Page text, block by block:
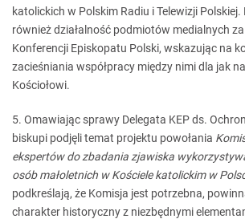
katolickich w Polskim Radiu i Telewizji
również działalność podmiotów medialnych
Konferencji Episkopatu Polski, wskazując na
zacieśniania współpracy między nimi dla jak
Kościołowi.
5. Omawiając sprawy Delegata KEP ds.
biskupi podjęli temat projektu powołania
ekspertów do zbadania zjawiska
osób małoletnich w Kościele katolickim w
podkreślają, że Komisja jest potrzebna,
charakter historyczny z niezbędnymi